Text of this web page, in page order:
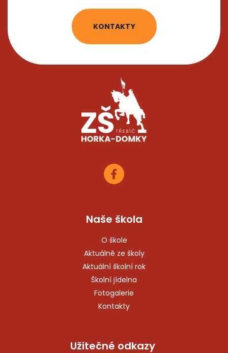
KONTAKTY
Naše škola
O škole
Aktuálně ze školy
Aktuální školní rok
Školní jídelna
Fotogalerie
Kontakty
Užitečné odkazy